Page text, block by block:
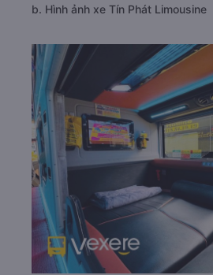
b. Hình ảnh xe Tín Phát Limousine